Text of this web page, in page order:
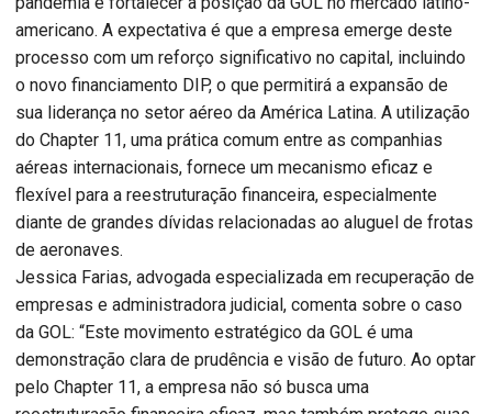
americano. A expectativa é que a empresa emerge deste
processo com um reforço significativo no capital, incluindo
o novo financiamento DIP, o que permitirá a expansão de
sua liderança no setor aéreo da América Latina. A utilização
do Chapter 11, uma prática comum entre as companhias
aéreas internacionais, fornece um mecanismo eficaz e
flexível para a reestruturação financeira, especialmente
diante de grandes dívidas relacionadas ao aluguel de frotas
de aeronaves.
Jessica Farias, advogada especializada em recuperação de
empresas e administradora judicial, comenta sobre o caso
da GOL: “Este movimento estratégico da GOL é uma
demonstração clara de prudência e visão de futuro. Ao optar
pelo Chapter 11, a empresa não só busca uma